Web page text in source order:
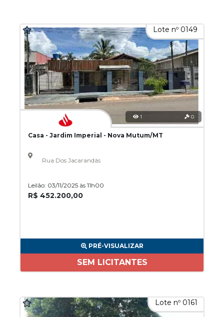
Lote nº 0149
1 0
Casa - Jardim Imperial - Nova Mutum/MT
Rua Dos Jacarandás
Leilão: 03/11/2025 às 11h00
R$ 452.200,00
PRÉ-VISUALIZAR
SEM LICITANTES
Lote nº 0161